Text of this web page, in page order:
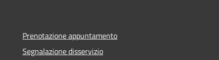
Prenotazione appuntamento
Segnalazione disservizio